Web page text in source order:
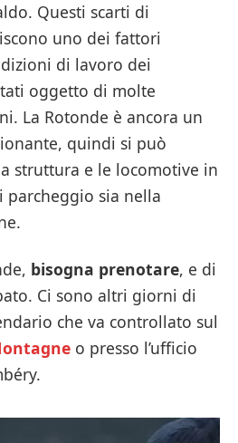
Questi scarti di
uno dei fattori
di lavoro dei
oggetto di molte
La Rotonde è ancora un
quindi si può
struttura e le locomotive in
parcheggio sia nella
bisogna prenotare, e di
Ci sono altri giorni di
che va controllato sul
o presso l’ufficio